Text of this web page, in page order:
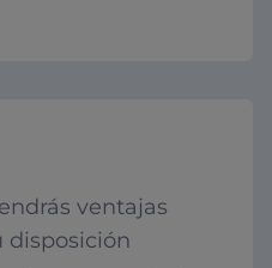
ventajas
disposición